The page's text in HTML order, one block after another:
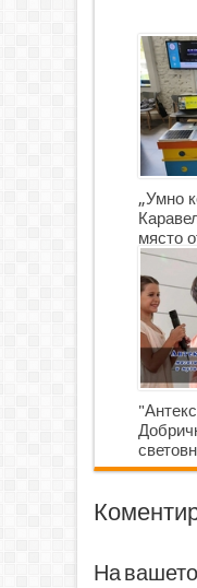
„Умно
място
роботика
На